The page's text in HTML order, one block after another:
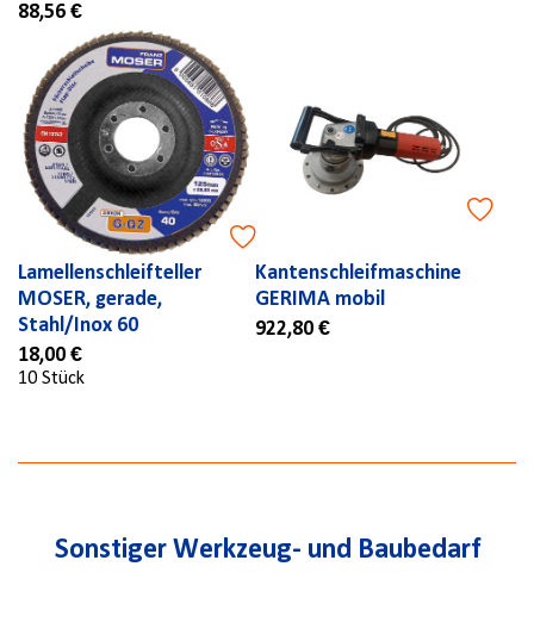
88,56 €
Lamellenschleifteller
MOSER, gerade,
Stahl/Inox 60
18,00 €
10 Stück
Kantenschleifmaschine
GERIMA mobil
922,80 €
Sonstiger Werkzeug- und Baubedarf